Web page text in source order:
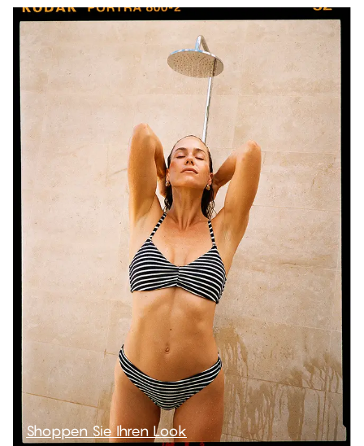
Shoppen Sie Ihren Look